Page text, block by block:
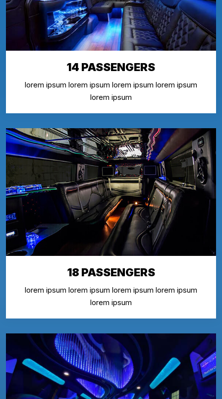
14 PASSENGERS
lorem ipsum lorem ipsum lorem ipsum lorem ipsum
lorem ipsum
18 PASSENGERS
lorem ipsum lorem ipsum lorem ipsum lorem ipsum
lorem ipsum